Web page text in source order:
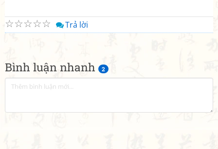
Bình luận nhanh 2
☆
☆
☆
☆
☆ Trả lời